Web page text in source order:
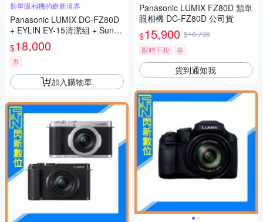
類單眼相機的嶄新境界
Panasonic LUMIX DC-FZ80D
+ EYLIN EY-15清潔組 + SunLi
ght ZY-2614相機包 + EirMai 銳
瑪 HD-100C電子除濕卡 FZ80
D (公司貨)
$18,000
券
加入購物車
Panasonic LUMIX FZ80D 類單
眼相機 DC-FZ80D 公司貨
$15,900 $16,736
限時下殺
券
貨到通知我